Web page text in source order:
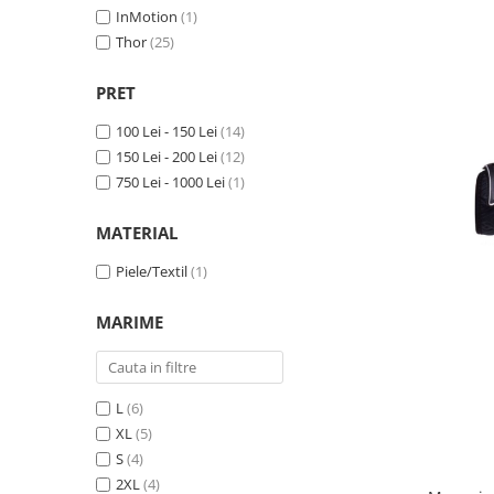
Tricou/Pantaloni termici
Echipament Impermeabil
Accesorii echipamente
Protectii Coloana
Protectii Corp
Protectii Gat
Protectii Maini
InMotion (1)
Thor(25)
PRET
100 Lei - 150 Lei(14)
150 Lei - 200 Lei(12)
750 Lei - 1000 Lei(1)
MATERIAL
Piele/Textil(1)
MARIME
L(6)
XL(5)
S(4)
2XL(4)